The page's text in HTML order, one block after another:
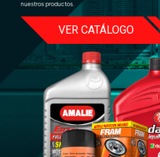
nuestros productos.
VER CATÁLOGO